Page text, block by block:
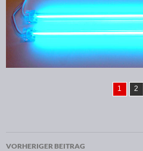
1 2
VORHERIGER BEITRAG